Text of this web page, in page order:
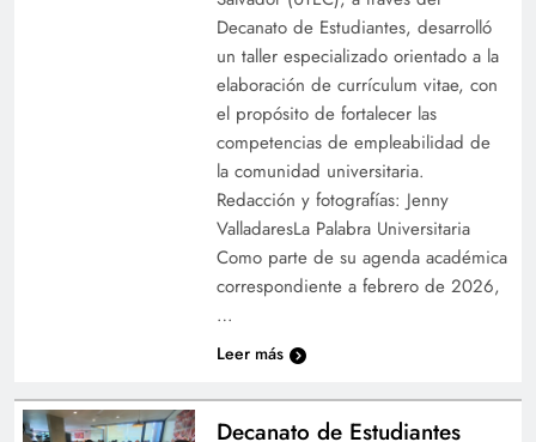
Decanato de Estudiantes, desarrolló
un taller especializado orientado a la
elaboración de currículum vitae, con
el propósito de fortalecer las
competencias de empleabilidad de
la comunidad universitaria.
Redacción y fotografías: Jenny
ValladaresLa Palabra Universitaria
Como parte de su agenda académica
correspondiente a febrero de 2026,
…
Leer más
Decanato de Estudiantes